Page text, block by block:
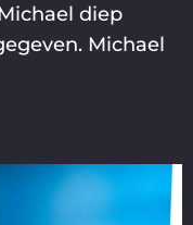
diep
Michael